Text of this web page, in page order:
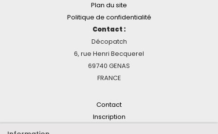
Plan du site
Politique de confidentialité
Contact :
Décopatch
6, rue Henri Becquerel
69740 GENAS
FRANCE
Contact
Inscription